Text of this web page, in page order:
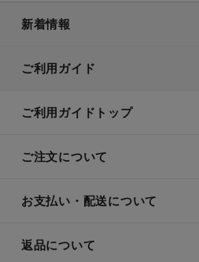
新着情報
ご利用ガイド
ご利用ガイドトップ
ご注文について
お支払い・配送について
返品について